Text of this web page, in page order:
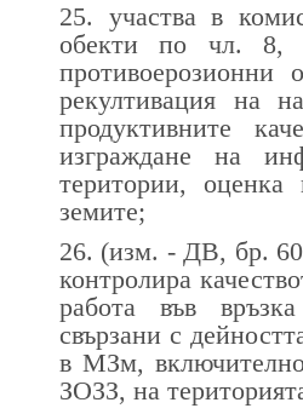
25. участва в
обекти по чл. 8,
противоерозионни
рекултивация на
продуктивните
изграждане на
територии, оценка
земите;
26. (изм. - ДВ, бр. 60
контролира
работа във
свързани с
в МЗм,
ЗОЗЗ, на